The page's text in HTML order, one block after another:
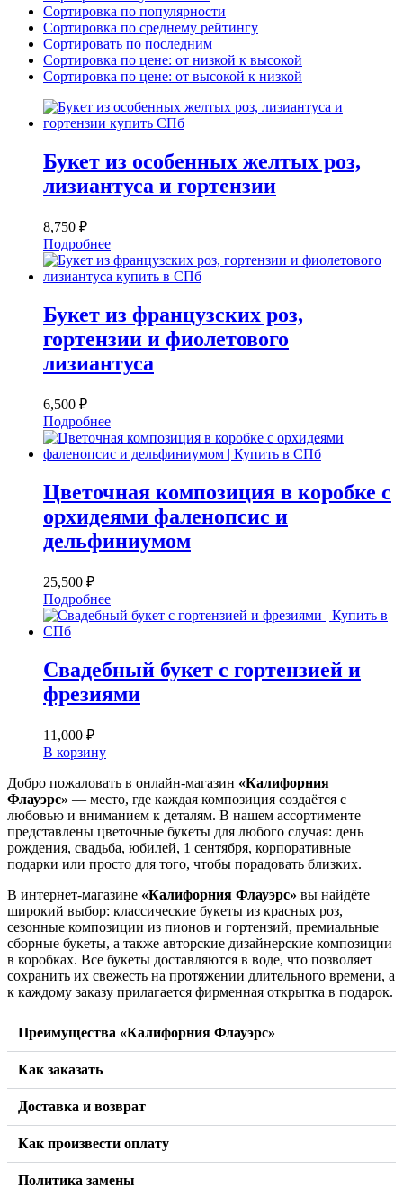
Сортировка по популярности
Сортировка по среднему рейтингу
Сортировать по последним
Сортировка по цене: от низкой к высокой
Сортировка по цене: от высокой к низкой
Букет из особенных желтых роз,
лизиантуса и гортензии
8,750 ₽
Подробнее
Букет из французских роз,
гортензии и фиолетового
лизиантуса
6,500 ₽
Подробнее
Цветочная композиция в коробке с
орхидеями фаленопсис и
дельфиниумом
25,500 ₽
Подробнее
Свадебный букет с гортензией и
фрезиями
11,000 ₽
В корзину
Добро пожаловать в онлайн-магазин «Калифорния
Флауэрс» — место, где каждая композиция создаётся с
любовью и вниманием к деталям. В нашем ассортименте
представлены цветочные букеты для любого случая: день
рождения, свадьба, юбилей, 1 сентября, корпоративные
подарки или просто для того, чтобы порадовать близких.
В интернет-магазине «Калифорния Флауэрс» вы найдёте
широкий выбор: классические букеты из красных роз,
сезонные композиции из пионов и гортензий, премиальные
сборные букеты, а также авторские дизайнерские композиции
в коробках. Все букеты доставляются в воде, что позволяет
сохранить их свежесть на протяжении длительного времени, а
к каждому заказу прилагается фирменная открытка в подарок.
Преимущества «Калифорния Флауэрс»
Как заказать
Доставка и возврат
Как произвести оплату
Политика замены